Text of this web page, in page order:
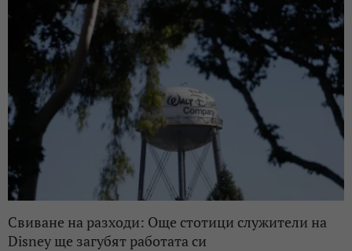
Свиване на разходи: Още стотици служители на
Disney ще загубят работата си